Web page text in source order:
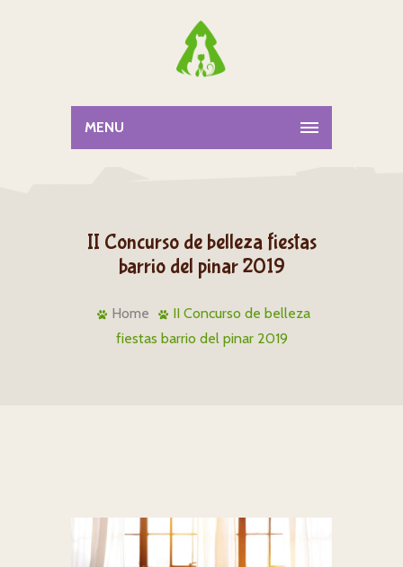
MENU
II Concurso de belleza fiestas
barrio del pinar 2019
Home
II Concurso de belleza
fiestas barrio del pinar 2019